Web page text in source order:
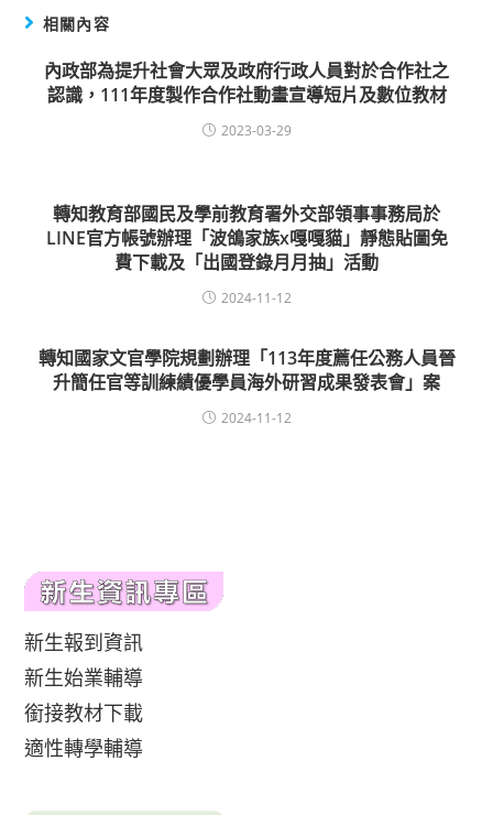
相關內容
內政部為提升社會大眾及政府行政人員對於合作社之
認識，111年度製作合作社動畫宣導短片及數位教材
2023-03-29
轉知教育部國民及學前教育署外交部領事事務局於
LINE官方帳號辦理「波鴿家族x嘎嘎貓」靜態貼圖免
費下載及「出國登錄月月抽」活動
2024-11-12
轉知國家文官學院規劃辦理「113年度薦任公務人員晉
升簡任官等訓練績優學員海外研習成果發表會」案
2024-11-12
新生報到資訊
新生始業輔導
銜接教材下載
適性轉學輔導